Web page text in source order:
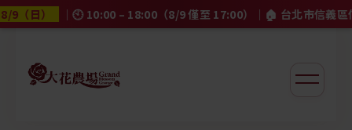
10:00 – 18:00（8/9 僅至 17:00）｜🏠 台北市信義區信義路五段 5 號
大花農場
14:30 農場夏季手作剉冰
夏日農場體驗，親手完成清涼剉冰 查看活動資訊